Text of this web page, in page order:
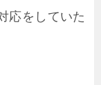
応をしていた